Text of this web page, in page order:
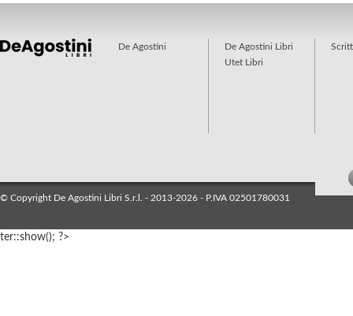
De Agostini
De Agostini Libri
Utet Libri
© Copyright De Agostini Libri S.r.l. - 2013-2026 - P.IVA 02501780031
ter::show(); ?>